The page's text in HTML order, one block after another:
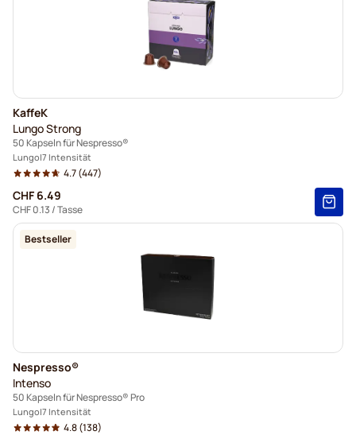
KaffeK
Lungo Strong
50 Kapseln für Nespresso®
Lungo 7 Intensität
4.7(447)
CHF 6.49
CHF 0.13 / Tasse
Bestseller
Nespresso®
Intenso
50 Kapseln für Nespresso® Pro
Lungo 7 Intensität
4.8(138)